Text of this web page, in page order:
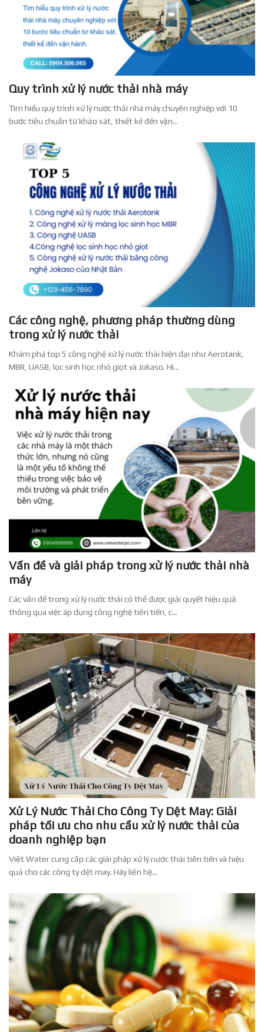
Quy trình xử lý nước thải nhà máy
Tìm hiểu quy trình xử lý nước thải nhà máy chuyên nghiệp với 10
bước tiêu chuẩn từ khảo sát, thiết kế đến vận...
Các công nghệ, phương pháp thường dùng
trong xử lý nước thải
Khám phá top 5 công nghệ xử lý nước thải hiện đại như Aerotank,
MBR, UASB, lọc sinh học nhỏ giọt và Jokaso. Hi...
Vấn đề và giải pháp trong xử lý nước thải nhà
máy
Các vấn đề trong xử lý nước thải có thể được giải quyết hiệu quả
thông qua việc áp dụng công nghệ tiên tiến, c...
Xử Lý Nước Thải Cho Công Ty Dệt May: Giải
pháp tối ưu cho nhu cầu xử lý nước thải của
doanh nghiệp bạn
Việt Water cung cấp các giải pháp xử lý nước thải tiên tiến và hiệu
quả cho các công ty dệt may. Hãy liên hệ...